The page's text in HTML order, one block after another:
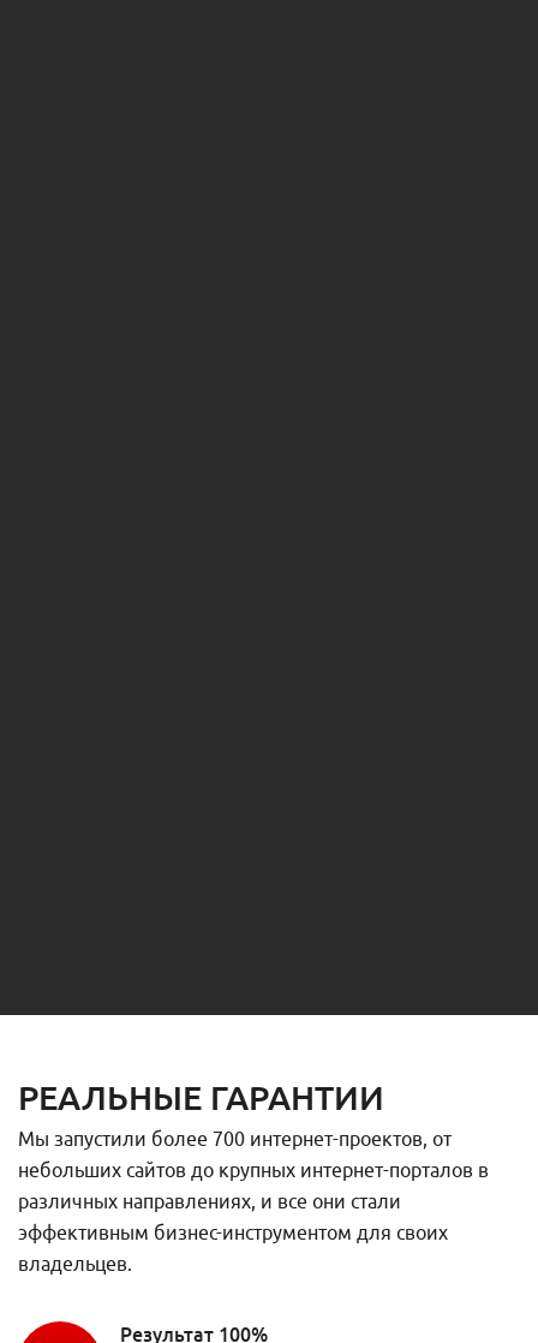
РЕАЛЬНЫЕ ГАРАНТИИ
Мы запустили более 700 интернет-проектов, от
небольших сайтов до крупных интернет-порталов в
различных направлениях, и все они стали
эффективным бизнес-инструментом для своих
владельцев.
Результат 100%